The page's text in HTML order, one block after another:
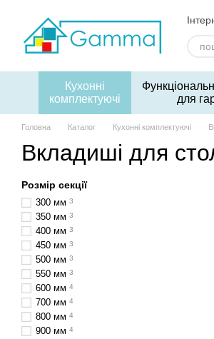
Кухонні
комплектуючі
для
Головна Каталог Кухонні комплектуючі
Вкладиші для
Розмір секції
300 мм 3
350 мм 3
400 мм 3
450 мм 3
500 мм 3
550 мм 3
600 мм 4
700 мм 4
800 мм 4
900 мм 4